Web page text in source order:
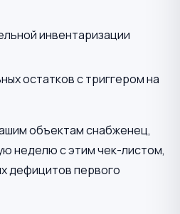
инвентаризации
остатков с триггером на
объектам снабженец,
неделю с этим чек-листом,
дефицитов первого